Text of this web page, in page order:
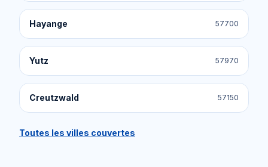
Hayange 57700
Yutz 57970
Creutzwald 57150
Toutes les villes couvertes